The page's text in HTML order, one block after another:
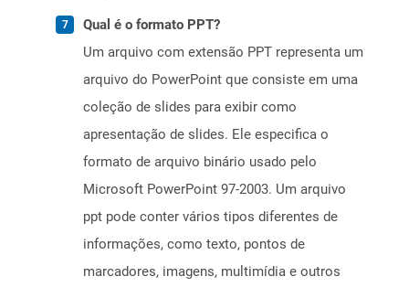
Qual é o formato PPT?
Um arquivo com extensão PPT representa um
arquivo do PowerPoint que consiste em uma
coleção de slides para exibir como
apresentação de slides. Ele especifica o
formato de arquivo binário usado pelo
Microsoft PowerPoint 97-2003. Um arquivo
ppt pode conter vários tipos diferentes de
informações, como texto, pontos de
marcadores, imagens, multimídia e outros